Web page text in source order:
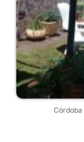
Córdoba